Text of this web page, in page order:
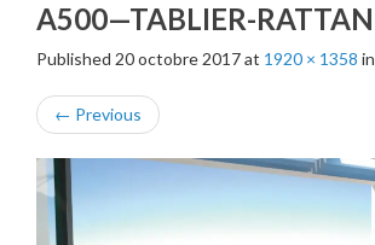
A500—TABLIER-RATTAN
Published 20 octobre 2017at 1920 × 1358 in
← Previous